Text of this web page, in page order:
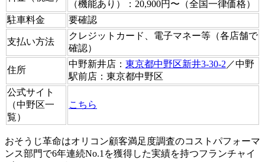
（機能あり）：20,900円〜（全国一律価格）
駐車料金
要確認
支払い方法
クレジットカード、電子マネー等（各店舗で
確認）
住所
中野新井店： 東京都中野区新井3-30-2 ／中野
駅前店：東京都中野区
公式サイト
（中野区一
覧）
こちら
おそうじ革命はオリコン顧客満足度調査のコストパフォーマ
ンス部門で6年連続No.1を獲得した実績を持つフランチャイ